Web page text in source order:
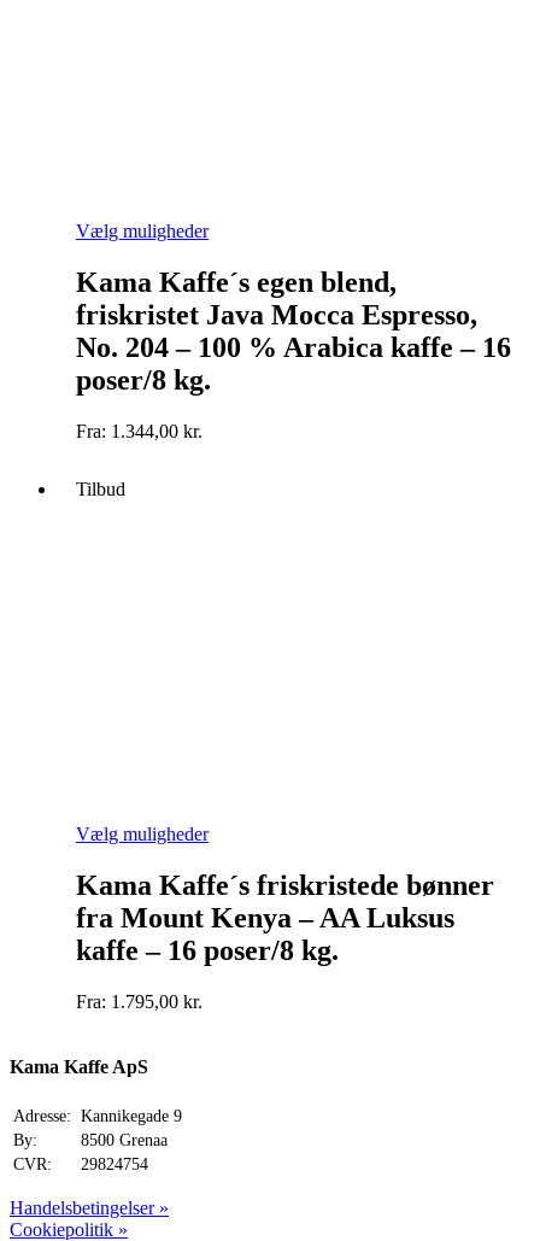
Vælg mulighederDette
har
flere
varianter.
Mulighederne
kan
vælges
Kama Kaffe´s egen blend,
friskristet Java Mocca Espresso,
No. 204 – 100 % Arabica kaffe – 16
poser/8 kg.
Fra: 1.344,00 kr.
Tilbud
Vælg mulighederDette
har
flere
varianter.
Mulighederne
kan
Kama Kaffe´s friskristede bønner
fra Mount Kenya – AA Luksus
kaffe – 16 poser/8 kg.
Fra: 1.795,00 kr.
Kama Kaffe ApS
Adresse: Kannikegade 9
By:
8500 Grenaa
CVR:
29824754
Handelsbetingelser »
Cookiepolitik »